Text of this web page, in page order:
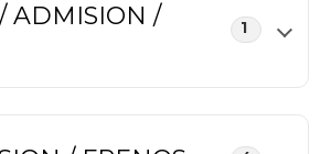
ADMISION /
1